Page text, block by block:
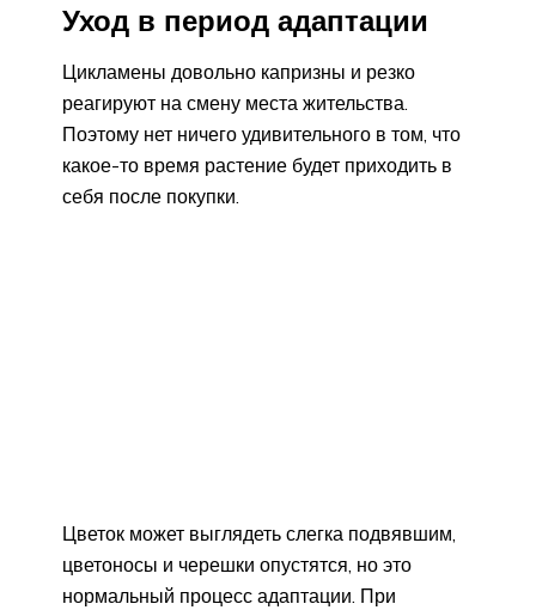
Уход в период адаптации
Цикламены довольно капризны и резко
реагируют на смену места жительства.
Поэтому нет ничего удивительного в том, что
какое-то время растение будет приходить в
себя после покупки.
Цветок может выглядеть слегка подвявшим,
цветоносы и черешки опустятся, но это
нормальный процесс адаптации. При